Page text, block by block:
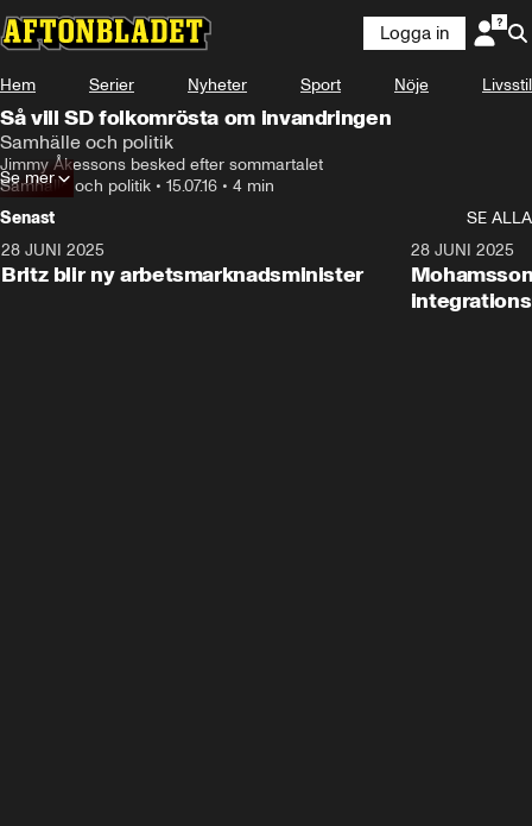
Logga in
Hem Serier Nyheter Sport Nöje Livsstil
Så vill SD folkomrösta om invandringen
Samhälle och politik
Jimmy Åkessons besked efter sommartalet
Samhälle och politik • 15.07.16 • 4 min
Se mer
Senast
SE ALLA
28 JUNI 2025
Britz blir ny arbetsmarknadsminister
28 JUNI 2025